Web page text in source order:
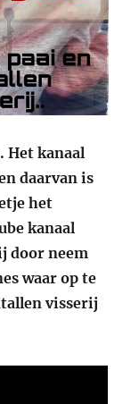
Het kanaal
daarvan is
het
kanaal
door neem
waar op te
visserij